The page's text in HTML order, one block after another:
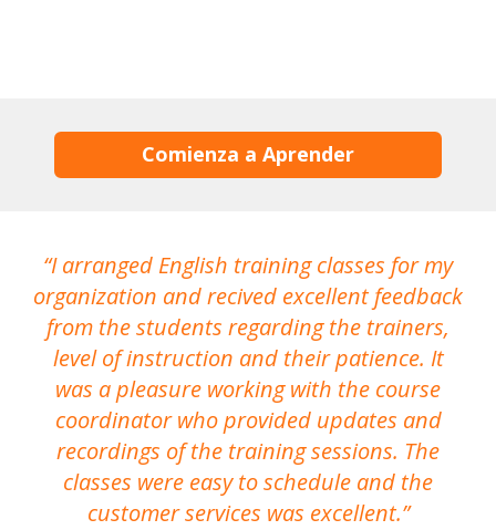
Comienza a Aprender
I arranged English training classes for my
organization and recived excellent feedback
from the students regarding the trainers,
level of instruction and their patience. It
was a pleasure working with the course
coordinator who provided updates and
recordings of the training sessions. The
classes were easy to schedule and the
customer services was excellent.